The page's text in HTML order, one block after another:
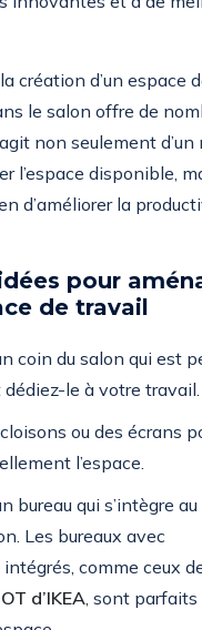
création d’un espace
le salon offre de
non seulement d’un
l’espace disponible,
d’améliorer la
pour
de travail
coin du salon qui est
le à votre travail.
ou des écrans
l’espace.
bureau qui s’intègre
Les bureaux avec
comme ceux
d’IKEA, sont parfaits